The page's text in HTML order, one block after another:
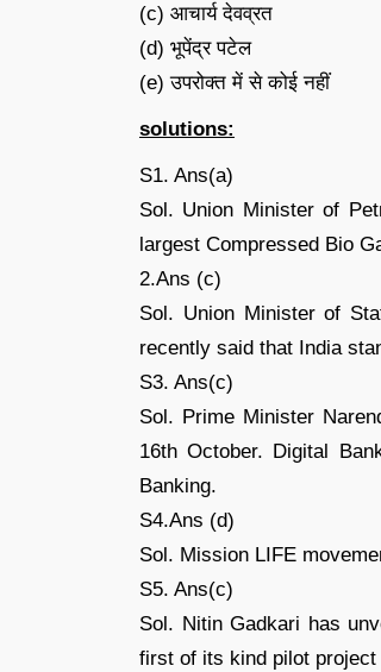
(c) आचार्य देवव्रत
(d) भूपेंद्र पटेल
(e) उपरोक्त में से कोई नहीं
solutions:
S1. Ans(a)
Sol. Union Minister of
largest Compressed Bio
2.Ans (c)
Sol. Union Minister of
recently said that India
S3. Ans(c)
Sol. Prime Minister
16th October. Digital
Banking.
S4.Ans (d)
Sol. Mission LIFE
S5. Ans(c)
Sol. Nitin Gadkari has
first of its kind pilot project